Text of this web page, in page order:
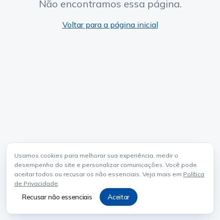
Usamos cookies para melhorar sua experiência, medir o
desempenho do site e personalizar comunicações. Você pode
aceitar todos ou recusar os não essenciais. Veja mais em Política
de Privacidade.
Recusar não essenciais Aceitar
Não encontramos essa página.
Voltar para a página inicial